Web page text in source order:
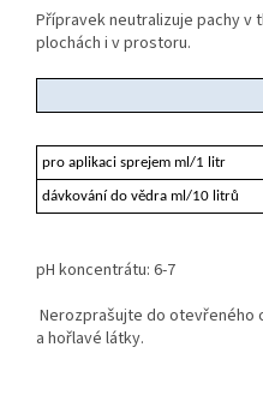
Přípravek neutralizuje pachy v
plochách i v prostoru.
pro aplikaci sprejem ml/1 litr
dávkování do vědra ml/10 litrů
pH koncentrátu: 6-7
Nerozprašujte do otevřeného
a hořlavé látky.